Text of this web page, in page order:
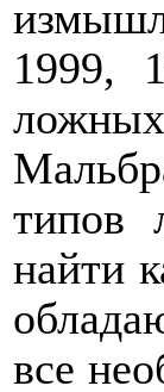
1999,
типов
найти
все